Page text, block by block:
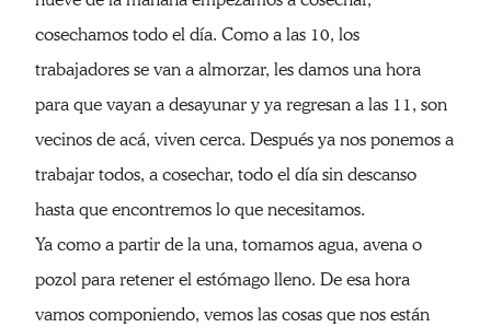
cosechamos todo el día. Como a las 10, los
trabajadores se van a almorzar, les damos una hora
para que vayan a desayunar y ya regresan a las 11, son
vecinos de acá, viven cerca. Después ya nos ponemos a
trabajar todos, a cosechar, todo el día sin descanso
hasta que encontremos lo que necesitamos.
Ya como a partir de la una, tomamos agua, avena o
pozol para retener el estómago lleno. De esa hora
vamos componiendo, vemos las cosas que nos están